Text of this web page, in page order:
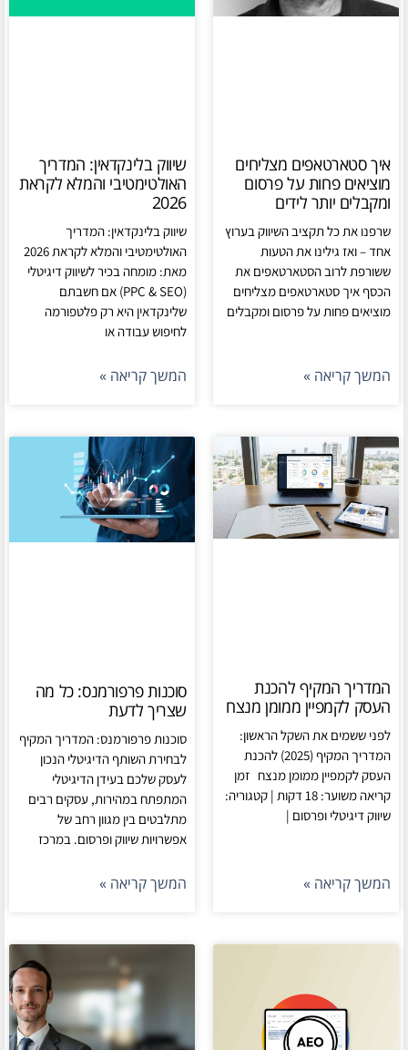
איך סטארטאפים מצליחים
מוציאים פחות על פרסום
ומקבלים יותר לידים
שרפנו את כל תקציב השיווק בערוץ
אחד – ואז גילינו את הטעות
ששורפת לרוב הסטארטאפים את
הכסף איך סטארטאפים מצליחים
מוציאים פחות על פרסום ומקבלים
המשך קריאה »
שיווק בלינקדאין: המדריך
האולטימטיבי והמלא לקראת
2026
שיווק בלינקדאין: המדריך
מאת: מומחה בכיר לשיווק דיגיטלי
(PPC & SEO) אם חשבתם
שלינקדאין היא רק פלטפורמה
לחיפוש עבודה או
המשך קריאה »
המדריך המקיף להכנת
העסק לקמפיין ממומן מנצח
לפני ששמים את השקל הראשון:
המדריך המקיף (2025) להכנת
העסק לקמפיין ממומן מנצח זמן
קריאה משוער: 18 דקות | קטגוריה:
שיווק דיגיטלי ופרסום |
המשך קריאה »
סוכנות פרפורמנס: כל מה
שצריך לדעת
סוכנות פרפורמנס: המדריך המקיף
לבחירת השותף הדיגיטלי הנכון
לעסק שלכם בעידן הדיגיטלי
המתפתח במהירות, עסקים רבים
מתלבטים בין מגוון רחב של
אפשרויות שיווק ופרסום. במרכז
המשך קריאה »